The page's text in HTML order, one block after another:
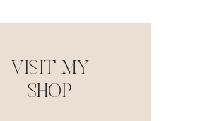
VISIT MY
SHOP